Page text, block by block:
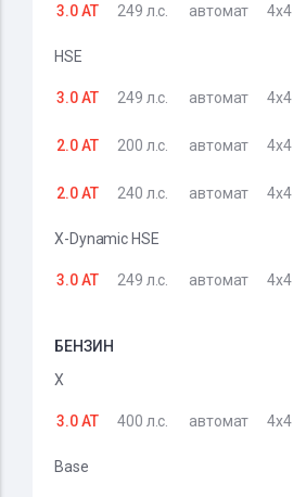
3.0 AT 249 л.с. автомат 4x4
HSE
3.0 AT 249 л.с. автомат 4x4
2.0 AT 200 л.с. автомат 4x4
2.0 AT 240 л.с. автомат 4x4
X-Dynamic HSE
3.0 AT 249 л.с. автомат 4x4
БЕНЗИН
X
3.0 AT 400 л.с. автомат 4x4
Base